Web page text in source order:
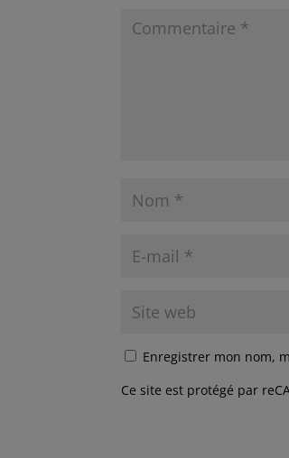
Enregistrer mon nom,
Ce site est protégé par